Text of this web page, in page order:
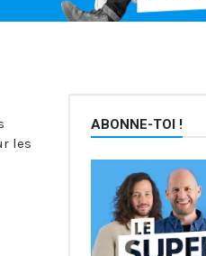
les
ABONNE-TOI !